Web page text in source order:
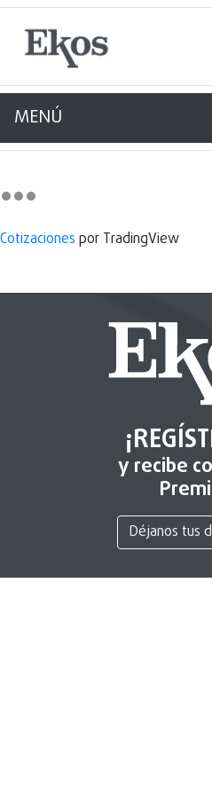
MENÚ
Cotizaciones por TradingView
y recibe
Déjanos tus